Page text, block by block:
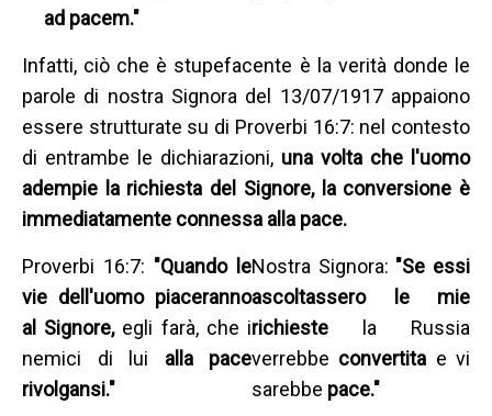
ad pacem."
Infatti, ciò che è stupefacente è la verità donde le
parole di nostra Signora del 13/07/1917 appaiono
essere strutturate su di Proverbi 16:7: nel contesto
di entrambe le dichiarazioni, una volta che l'uomo
adempie la richiesta del Signore, la conversione è
immediatamente connessa alla pace.
Proverbi 16:7: "Quando le
vie dell'uomo piaceranno
al Signore,egli farà, che i
nemici di lui alla pace
rivolgansi."
Nostra Signora: "Se essi
ascoltassero le mie
richieste
la Russia
verrebbe convertita e vi
sarebbe pace."